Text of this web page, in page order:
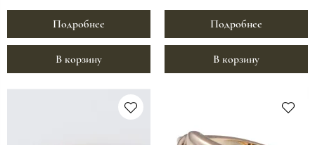
Подробнее
В корзину
Подробнее
В корзину